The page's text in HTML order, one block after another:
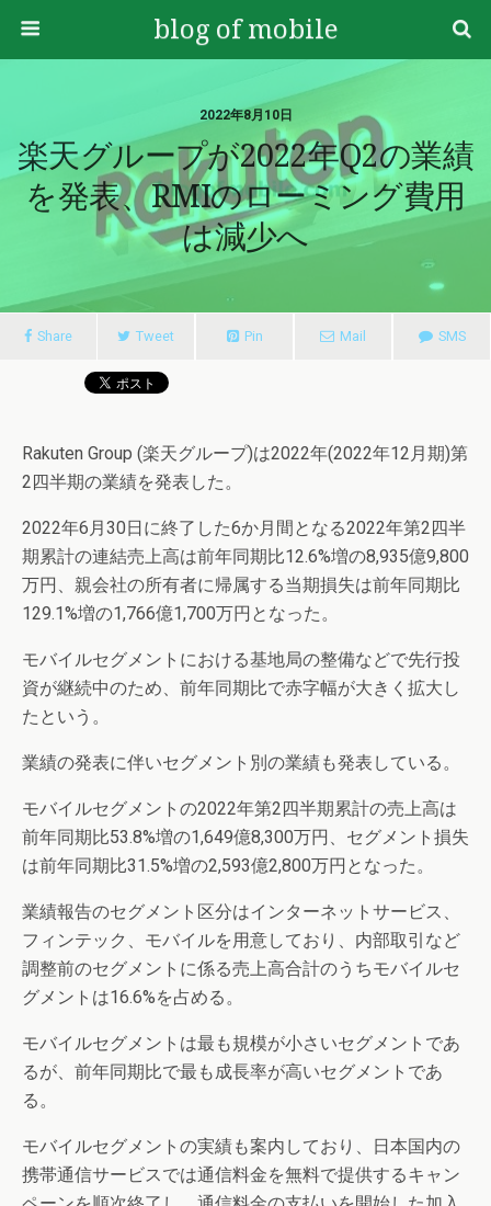
blog of mobile
2022年8月10日
楽天グループが2022年Q2の業績
を発表、RMIのローミング費用
は減少へ
Share Tweet Pin Mail SMS
Rakuten Group (楽天グループ)は2022年(2022年12月期)第
2四半期の業績を発表した。
2022年6月30日に終了した6か月間となる2022年第2四半
期累計の連結売上高は前年同期比12.6%増の8,935億9,800
万円、親会社の所有者に帰属する当期損失は前年同期比
129.1%増の1,766億1,700万円となった。
モバイルセグメントにおける基地局の整備などで先行投
資が継続中のため、前年同期比で赤字幅が大きく拡大し
たという。
業績の発表に伴いセグメント別の業績も発表している。
モバイルセグメントの2022年第2四半期累計の売上高は
前年同期比53.8%増の1,649億8,300万円、セグメント損失
は前年同期比31.5%増の2,593億2,800万円となった。
業績報告のセグメント区分はインターネットサービス、
フィンテック、モバイルを用意しており、内部取引など
調整前のセグメントに係る売上高合計のうちモバイルセ
グメントは16.6%を占める。
モバイルセグメントは最も規模が小さいセグメントであ
るが、前年同期比で最も成長率が高いセグメントであ
る。
モバイルセグメントの実績も案内しており、日本国内の
携帯通信サービスでは通信料金を無料で提供するキャン